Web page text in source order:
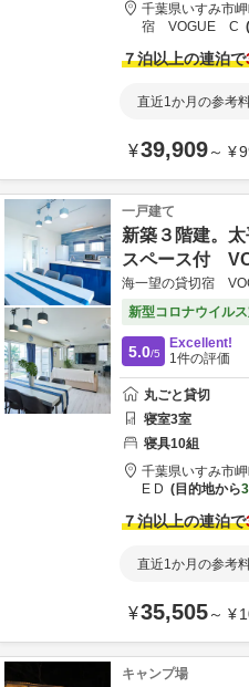
千葉県いすみ市
宿 VOGUE C
７泊以上の連泊で
直近1か月の参考
¥39,909～ ¥
一戸建て
新築３階建。
スペース付
海一望の貸切宿
新型コロナウイル
5.0/5
Excellent!
1件の評価
丸ごと貸切
寝室3室
寝具10組
千葉県いすみ市
E D
目的地から
７泊以上の連泊で
直近1か月の参考
¥35,505～ ¥
キャンプ場